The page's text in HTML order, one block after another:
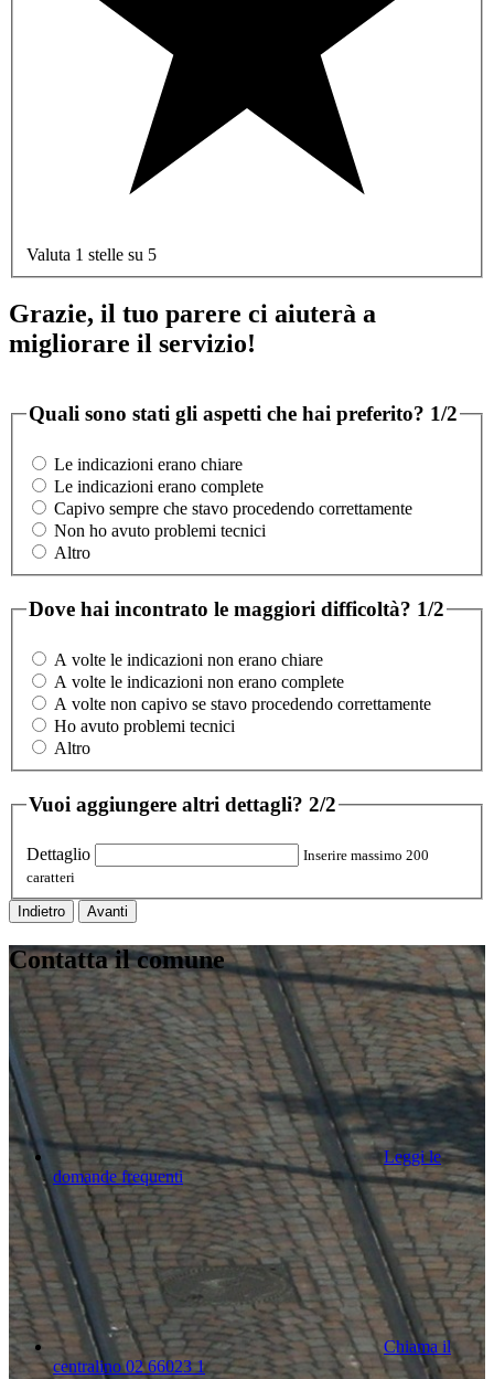
Valuta 1 stelle su 5
Grazie, il tuo parere ci aiuterà a
migliorare il servizio!
Quali sono stati gli aspetti che hai preferito? 1/2
Le indicazioni erano chiare
Le indicazioni erano complete
Capivo sempre che stavo procedendo correttamente
Non ho avuto problemi tecnici
Altro
Dove hai incontrato le maggiori difficoltà? 1/2
A volte le indicazioni non erano chiare
A volte le indicazioni non erano complete
A volte non capivo se stavo procedendo correttamente
Ho avuto problemi tecnici
Altro
Vuoi aggiungere altri dettagli? 2/2
Dettaglio
Inserire massimo 200
caratteri
Indietro Avanti
Contatta il comune
Leggi le
domande frequenti
Chiama il
centralino 02 66023 1